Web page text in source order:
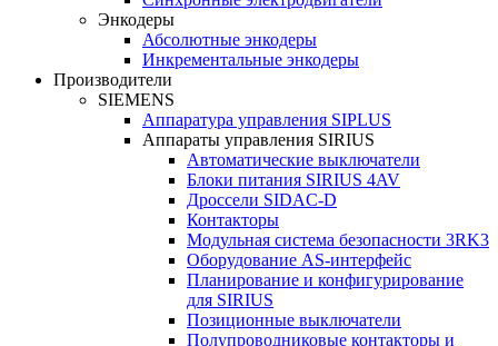
Энкодеры
Абсолютные энкодеры
Инкрементальные энкодеры
Производители
SIEMENS
Аппаратура управления SIPLUS
Аппараты управления SIRIUS
Автоматические выключатели
Блоки питания SIRIUS 4AV
Дроссели SIDAC-D
Контакторы
Модульная система безопасности 3RK3
Оборудование AS-интерфейс
Планирование и конфигурирование
для SIRIUS
Позиционные выключатели
Полупроводниковые контакторы и